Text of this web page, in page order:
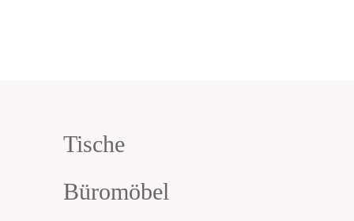
Tische
Büromöbel